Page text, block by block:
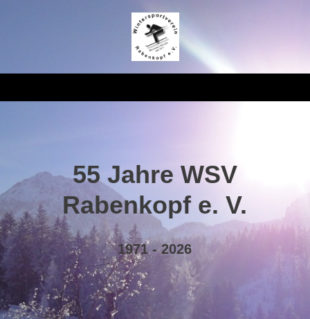
55 Jahre WSV
Rabenkopf e. V.
1971 - 2026